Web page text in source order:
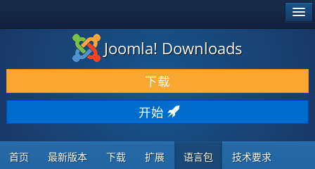
下载 & 扩展
发现 & 学习
社区 & 支持
开发者资源
Joomla! Downloads
下载
开始
首页 最新版本 下载 扩展 语言包 技术要求